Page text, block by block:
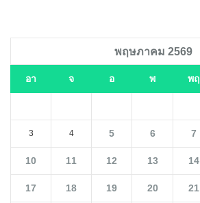
พฤษภาคม 2569
อา จ อ พ พฤ
3 4 5 6 7
10 11 12 13 14
17 18 19 20 21